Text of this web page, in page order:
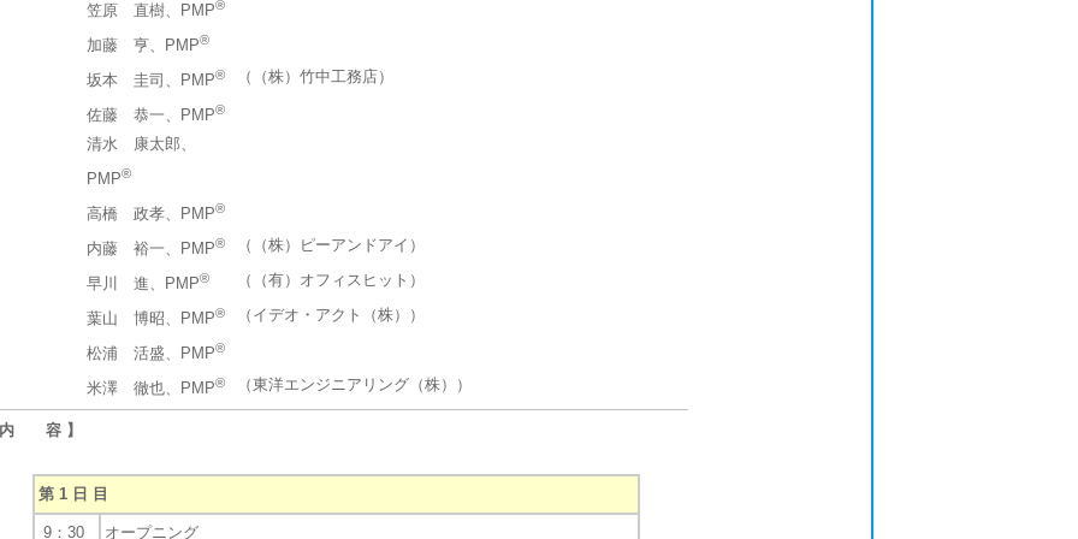
笠原 直樹、PMP®
加藤 亨、PMP®
坂本 圭司、PMP® （（株）竹中工務店）
佐藤 恭一、PMP®
清水 康太郎、
PMP®
高橋 政孝、PMP®
内藤 裕一、PMP® （（株）ピーアンドアイ）
早川 進、PMP® （（有）オフィスヒット）
葉山 博昭、PMP® （イデオ・アクト（株））
松浦 活盛、PMP®
米澤 徹也、PMP® （東洋エンジニアリング（株））
内 容 】
第 1 日 目
9：30 オープニング